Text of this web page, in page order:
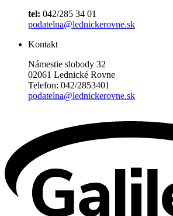
tel: 042/285 34 01
podatelna@lednickerovne.sk
Kontakt
Námestie slobody 32
02061 Lednické Rovne
Telefon: 042/2853401
podatelna@lednickerovne.sk